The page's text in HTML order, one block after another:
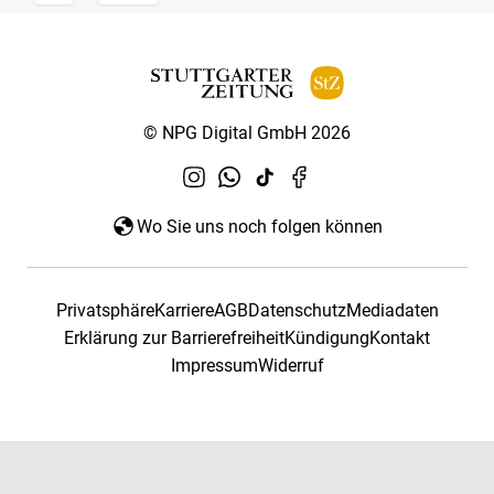
© NPG Digital GmbH 2026
Wo Sie uns noch folgen können
PrivatsphäreKarriereAGBDatenschutzMediadaten
Erklärung zur BarrierefreiheitKündigungKontakt
ImpressumWiderruf